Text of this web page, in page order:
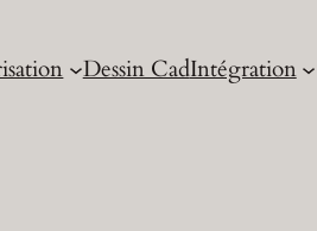
Dessin CadIntégration